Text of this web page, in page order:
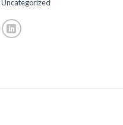
Uncategorized